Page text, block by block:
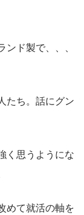
ド製で、、、
たち。話にグン
く思うようにな
めて就活の軸を